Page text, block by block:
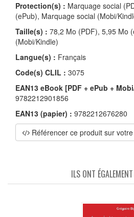
Protection(s) : Marquage social
(ePub), Marquage social (Mobi/
Taille(s) : 78,2 Mo (PDF), 5,95 Mo
(Mobi/Kindle)
Langue(s) : Français
Code(s) CLIL : 3075
EAN13 eBook [PDF + ePub +
9782212901856
EAN13 (papier) : 9782212676280
Référencer ce produit sur
ILS ONT